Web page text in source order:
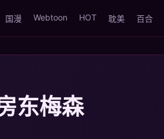
国漫 Webtoon HOT 耽美 百合
东梅森